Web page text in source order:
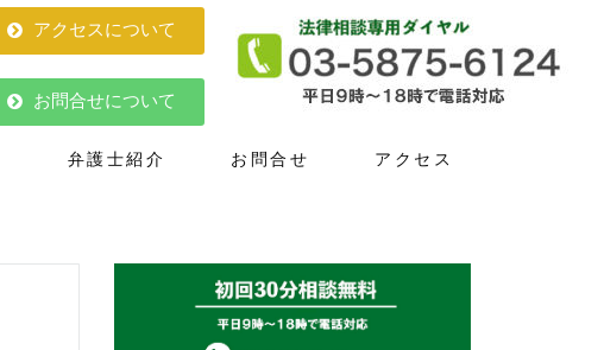
アクセスについて
お問合せについて
弁護士紹介 お問合せ アクセス